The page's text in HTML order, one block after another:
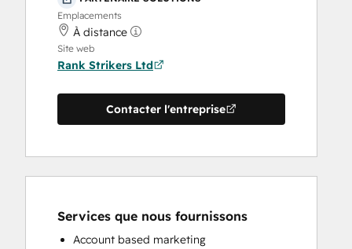
Emplacements
À distance
Site web
Rank Strikers Ltd
Contacter l'entreprise
Services que nous fournissons
Account based marketing